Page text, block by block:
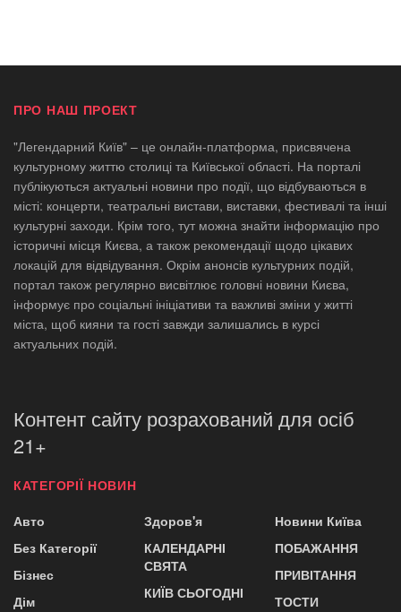
ПРО НАШ ПРОЕКТ
"Легендарний Київ" – це онлайн-платформа, присвячена
культурному життю столиці та Київської області. На порталі
публікуються актуальні новини про події, що відбуваються в
місті: концерти, театральні вистави, виставки, фестивалі та інші
культурні заходи. Крім того, тут можна знайти інформацію про
історичні місця Києва, а також рекомендації щодо цікавих
локацій для відвідування. Окрім анонсів культурних подій,
портал також регулярно висвітлює головні новини Києва,
інформує про соціальні ініціативи та важливі зміни у житті
міста, щоб кияни та гості завжди залишались в курсі
актуальних подій.
Контент сайту розрахований для осіб
21+
КАТЕГОРІЇ НОВИН
Авто
Без Категорії
Бізнес
Дім
Здоров'я
КАЛЕНДАРНІ
СВЯТА
КИЇВ СЬОГОДНІ
Новини Київа
ПОБАЖАННЯ
ПРИВІТАННЯ
ТОСТИ